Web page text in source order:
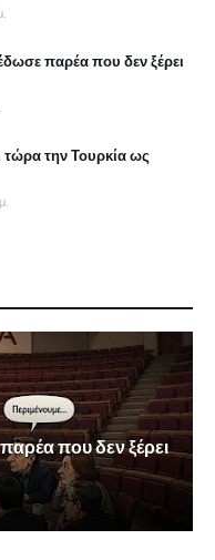
παρέα που δεν ξέρει
τώρα την Τουρκία ως
που δεν ξέρει